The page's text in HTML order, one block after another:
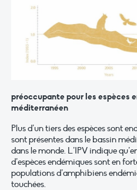
préoccupante pour les espèces
méditerranéen
Plus d’un tiers des espèces sont
sont présentes dans le bassin
dans le monde. L’IPV indique
d’espèces endémiques sont en
populations d’amphibiens
touchées.